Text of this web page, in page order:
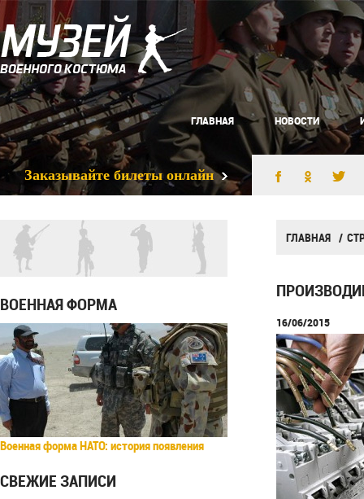
ГЛАВНАЯ НОВОСТИ
Заказывайте билеты онлайн
ВОЕННАЯ ФОРМА
Военная форма НАТО: история появления
СВЕЖИЕ ЗАПИСИ
ГЛАВНАЯ
16/06/2015